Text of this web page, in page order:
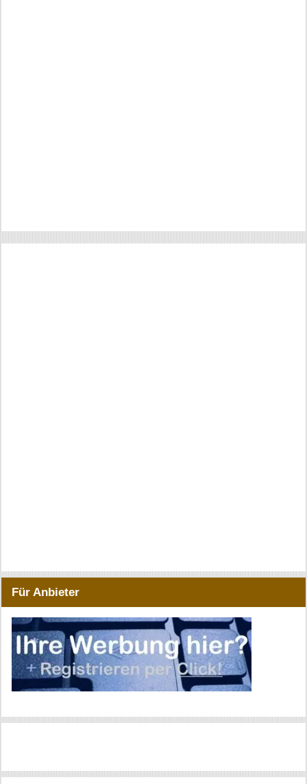
Für Anbieter